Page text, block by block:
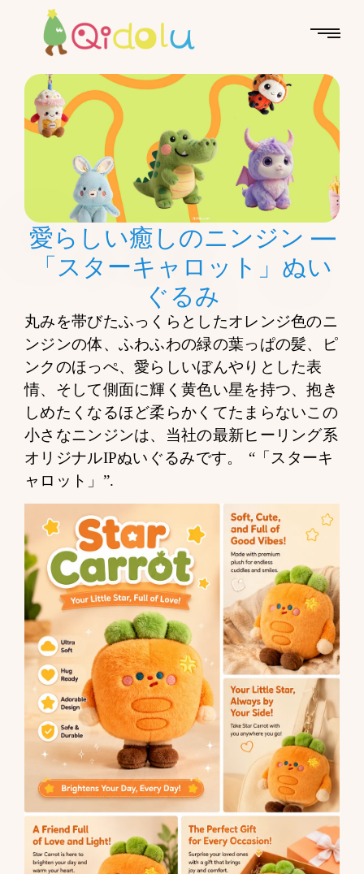
愛らしい癒しのニンジン —
「スターキャロット」ぬい
ぐるみ
丸みを帯びたふっくらとしたオレンジ色のニ
ンジンの体、ふわふわの緑の葉っぱの髪、ピ
ンクのほっぺ、愛らしいぼんやりとした表
情、そして側面に輝く黄色い星を持つ、抱き
しめたくなるほど柔らかくてたまらないこの
小さなニンジンは、当社の最新ヒーリング系
オリジナルIPぬいぐるみです。 “「スターキ
ャロット」”.